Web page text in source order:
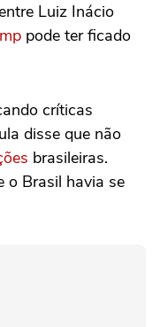
Luiz Inácio
pode ter ficado
críticas
disse que não
brasileiras.
o Brasil havia se